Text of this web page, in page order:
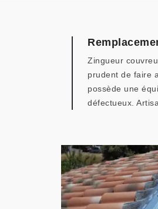
Zingueur
prudent de faire
possède une
défectueux.